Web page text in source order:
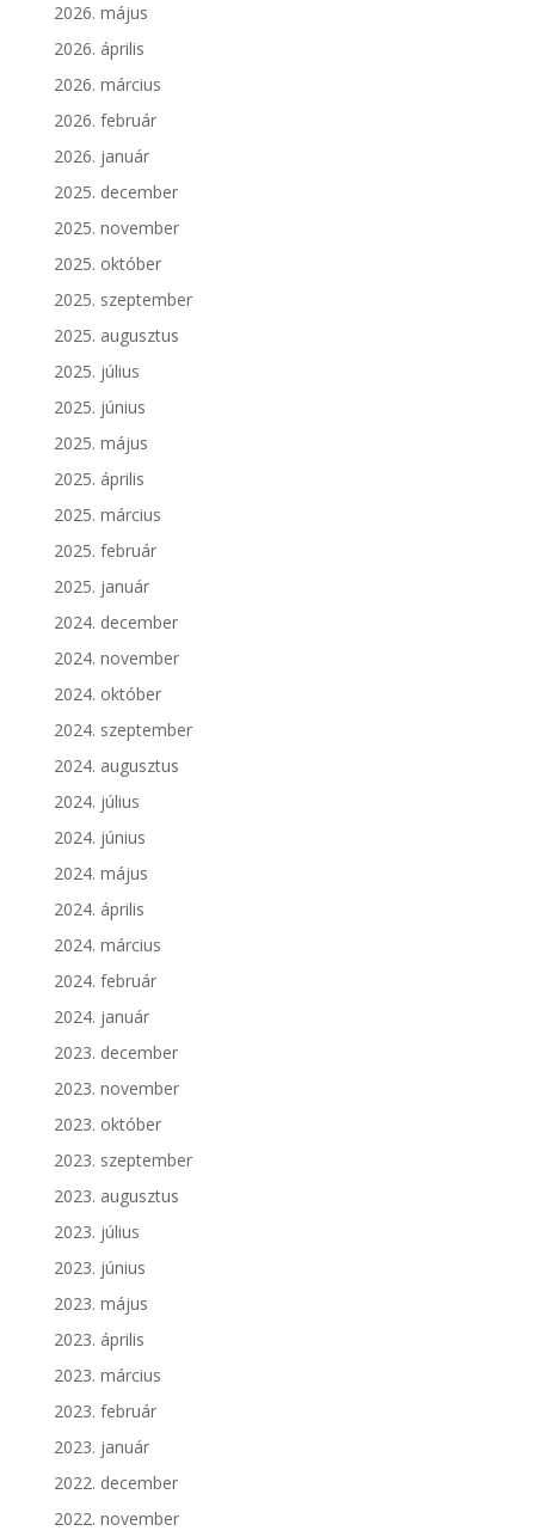
2026. május
2026. április
2026. március
2026. február
2026. január
2025. december
2025. november
2025. október
2025. szeptember
2025. augusztus
2025. július
2025. június
2025. május
2025. április
2025. március
2025. február
2025. január
2024. december
2024. november
2024. október
2024. szeptember
2024. augusztus
2024. július
2024. június
2024. május
2024. április
2024. március
2024. február
2024. január
2023. december
2023. november
2023. október
2023. szeptember
2023. augusztus
2023. július
2023. június
2023. május
2023. április
2023. március
2023. február
2023. január
2022. december
2022. november